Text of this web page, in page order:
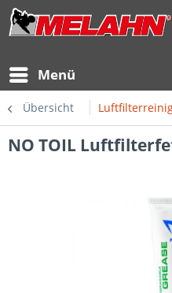
Menü
Übersicht
NO TOIL